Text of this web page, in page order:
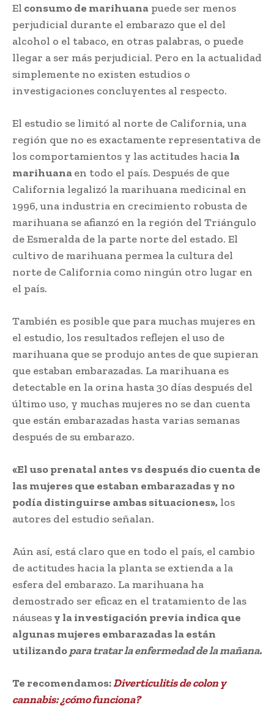
El consumo de marihuana puede ser menos
perjudicial durante el embarazo que el del
alcohol o el tabaco, en otras palabras, o puede
llegar a ser más perjudicial. Pero en la actualidad
simplemente no existen estudios o
investigaciones concluyentes al respecto.
El estudio se limitó al norte de California, una
región que no es exactamente representativa de
los comportamientos y las actitudes hacia la
marihuanaen todo el país. Después de que
California legalizó la marihuana medicinal en
1996, una industria en crecimiento robusta de
marihuana se afianzó en la región del Triángulo
de Esmeralda de la parte norte del estado. El
cultivo de marihuana permea la cultura del
norte de California como ningún otro lugar en
el país.
También es posible que para muchas mujeres en
el estudio, los resultados reflejen el uso de
marihuana que se produjo antes de que supieran
que estaban embarazadas. La marihuana es
detectable en la orina hasta 30 días después del
último uso, y muchas mujeres no se dan cuenta
que están embarazadas hasta varias semanas
después de su embarazo.
«El uso prenatal antes vs después dio cuenta de
las mujeres que estaban embarazadas y no
podía distinguirse ambas situaciones», los
autores del estudio señalan.
Aún así, está claro que en todo el país, el cambio
de actitudes hacia la planta se extienda a la
esfera del embarazo. La marihuana ha
demostrado ser eficaz en el tratamiento de las
náuseasy la investigación previa indica que
algunas mujeres embarazadas la están
utilizandopara tratar la enfermedad de la mañana.
Te recomendamos:Diverticulitis de colon y
cannabis: ¿cómo funciona?